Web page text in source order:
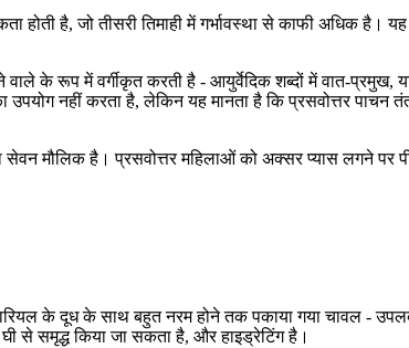
है, जो तीसरी तिमाही में गर्भावस्था से काफी अधिक है।
के रूप में वर्गीकृत करती है - आयुर्वेदिक शब्दों में वात-प्रमुख,
उपयोग नहीं करता है, लेकिन यह मानता है कि प्रसवोत्तर पाचन
मौलिक है। प्रसवोत्तर महिलाओं को अक्सर प्यास लगने पर
के दूध के साथ बहुत नरम होने तक पकाया गया चावल -
से समृद्ध किया जा सकता है, और हाइड्रेटिंग है।